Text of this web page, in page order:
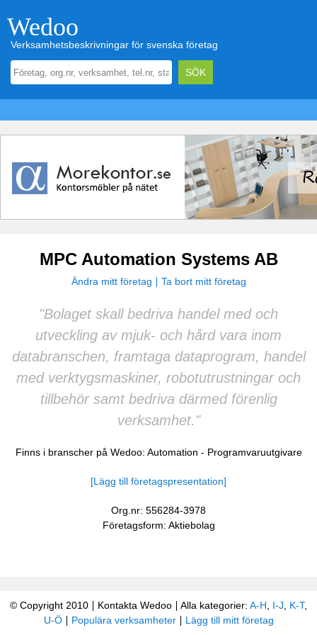
Wedoo
Verksamhetsbeskrivningar för svenska företag
MPC Automation Systems AB
Ändra mitt företag Ta bort mitt företag
"Bolaget skall bedriva handel med och
utveckling av mjuk- och hård vara inom
databranschen, framtaga dataprogram, handel
med verktygsmaskiner, robotutrustningar och
tillbehör samt bedriva därmed förenlig
verksamhet."
Finns i branscher på Wedoo: Automation - Programvaruutgivare
[Lägg till företagspresentation]
Org.nr: 556284-3978
Företagsform: Aktiebolag
© Copyright 2010 Kontakta Wedoo Alla kategorier: A-H I-J K-T,
U-Ö
Populära verksamheter Lägg till mitt företag